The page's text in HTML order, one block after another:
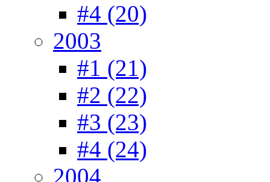
#4 (20)
2003
#1 (21)
#2 (22)
#3 (23)
#4 (24)
2004